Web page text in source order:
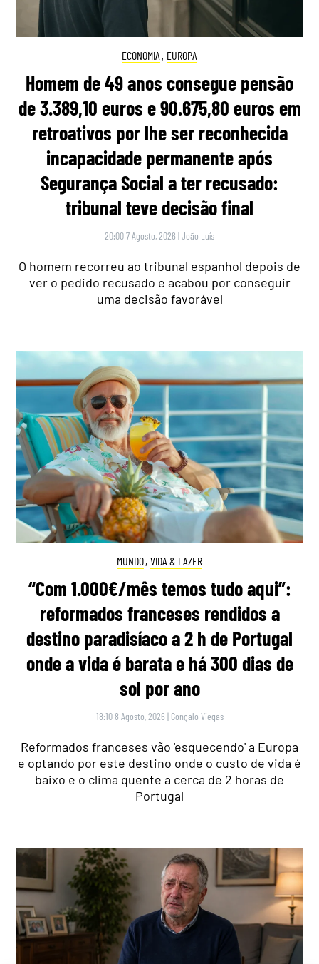
ECONOMIA , EUROPA
Homem de 49 anos consegue pensão
de 3.389,10 euros e 90.675,80 euros em
retroativos por lhe ser reconhecida
incapacidade permanente após
Segurança Social a ter recusado:
tribunal teve decisão final
20:00 7 Agosto, 2026 |João Luís
O homem recorreu ao tribunal espanhol depois de
ver o pedido recusado e acabou por conseguir
uma decisão favorável
MUNDO, VIDA & LAZER
“Com 1.000€/mês temos tudo aqui”:
reformados franceses rendidos a
destino paradisíaco a 2 h de Portugal
onde a vida é barata e há 300 dias de
sol por ano
18:10 8 Agosto, 2026 | Gonçalo Viegas
Reformados franceses vão 'esquecendo' a Europa
e optando por este destino onde o custo de vida é
baixo e o clima quente a cerca de 2 horas de
Portugal